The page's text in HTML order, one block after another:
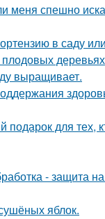
меня спешно
в саду
выращивает.
для тех,
- защита
яблок.